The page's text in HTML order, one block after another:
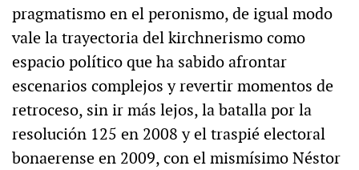
pragmatismo en el peronismo, de igual modo
vale la trayectoria del kirchnerismo como
espacio político que ha sabido afrontar
escenarios complejos y revertir momentos de
retroceso, sin ir más lejos, la batalla por la
resolución 125 en 2008 y el traspié electoral
bonaerense en 2009, con el mismísimo Néstor